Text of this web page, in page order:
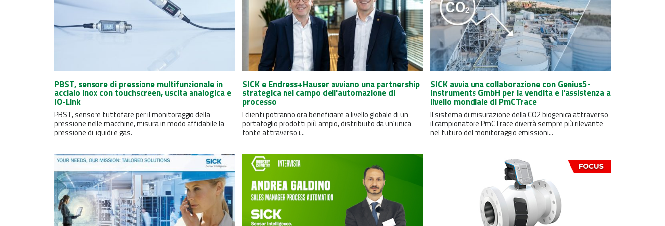
PBST, sensore di pressione multifunzionale in
acciaio inox con touchscreen, uscita analogica e
IO-Link
PBST, sensore tuttofare per il monitoraggio della
pressione nelle macchine, misura in modo affidabile la
pressione di liquidi e gas.
SICK e Endress+Hauser avviano una partnership
strategica nel campo dell'automazione di
processo
I clienti potranno ora beneficiare a livello globale di un
portafoglio prodotti più ampio, distribuito da un'unica
fonte attraverso i...
SICK avvia una collaborazione con Genius5-
Instruments GmbH per la vendita e l'assistenza a
livello mondiale di PmCTrace
Il sistema di misurazione della CO2 biogenica attraverso
il campionatore PmCTrace diverrà sempre più rilevante
nel futuro del monitoraggio emissioni...